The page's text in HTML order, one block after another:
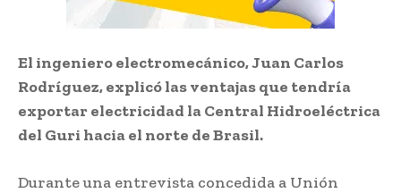
El ingeniero electromecánico, Juan Carlos
Rodríguez, explicó las ventajas que tendría
exportar electricidad la Central Hidroeléctrica
del Guri hacia el norte de Brasil.
Durante una entrevista concedida a Unión